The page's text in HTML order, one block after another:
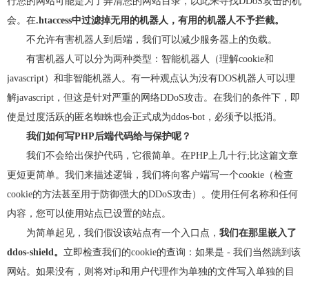
会。在.htaccess中过滤掉无用的机器人，有用的机器人不予拦截。
不允许有害机器人到后端，我们可以减少服务器上的负载。
有害机器人可以分为两种类型：智能机器人（理解cookie和
javascript）和非智能机器人。有一种观点认为没有DOS机器人可以理
解javascript，但这是针对严重的网络DDoS攻击。在我们的条件下，即
使是过度活跃的匿名蜘蛛也会正式成为ddos-bot，必须予以抵消。
我们如何写PHP后端代码给与保护呢？
我们不会给出保护代码，它很简单。在PHP上几十行;比这篇文章
更短更简单。我们来描述逻辑，我们将向客户端写一个cookie（检查
cookie的方法甚至用于防御强大的DDoS攻击）。使用任何名称和任何
内容，您可以使用站点已设置的站点。
为简单起见，我们假设该站点有一个入口点， 我们在那里嵌入了
ddos-shield。 立即检查我们的cookie的查询：如果是 - 我们当然跳到该
网站。如果没有，则将对ip和用户代理作为单独的文件写入单独的目